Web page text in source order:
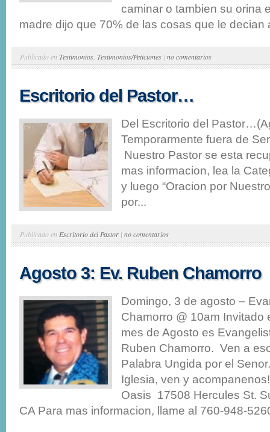
caminar o tambien su orina
madre dijo que 70% de las cosas que le decian
Publicado en Testimonios Testimonios/Peticiones | no comentarios
Escritorio del Pastor…
Del Escritorio del
Temporarmente fuera de
Nuestro Pastor se esta
mas informacion, lea la
y luego “Oracion por
por...
Publicado en Escritorio del Pastor | no comentarios
Agosto 3: Ev. Ruben Chamorro
Domingo, 3 de agosto –
Chamorro @ 10am Invitado
mes de Agosto es
Ruben Chamorro. Ven a
Palabra Ungida por el
Iglesia, ven y
Oasis 17508 Hercules St.
CA Para mas informacion, llame al 760-948-